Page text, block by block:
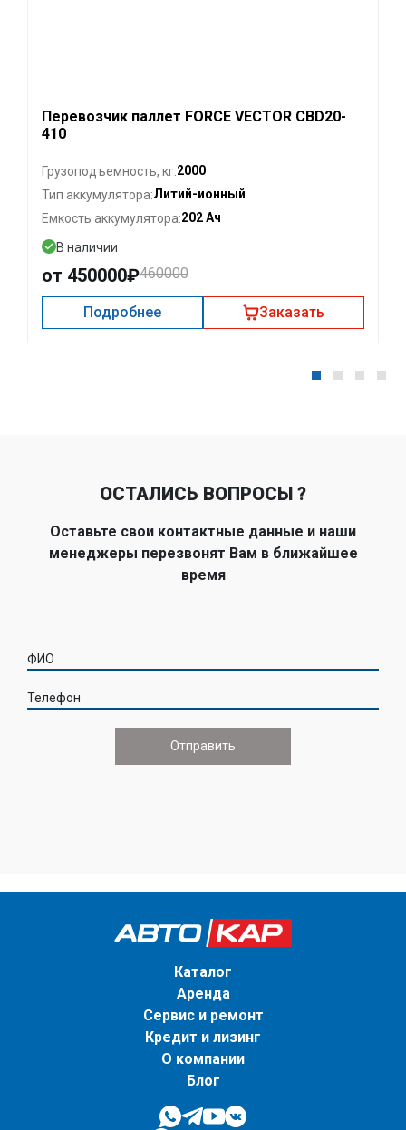
Перевозчик паллет FORCE VECTOR CBD20-
410
Грузоподъемность, кг:2000
Тип аккумулятора:Литий-ионный
Емкость аккумулятора:202 Ач
В наличии
от 450000₽460000
Подробнее Заказать
ОСТАЛИСЬ ВОПРОСЫ ?
Оставьте свои контактные данные и наши
менеджеры перезвонят Вам в ближайшее
время
ФИО
Телефон
Каталог
Аренда
Сервис и ремонт
Кредит и лизинг
О компании
Блог